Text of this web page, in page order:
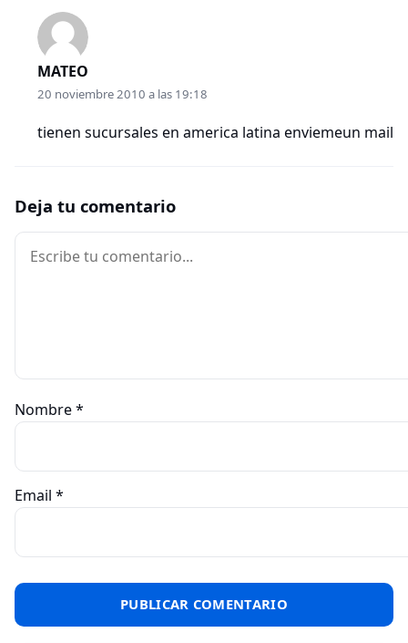
MATEO
20 noviembre 2010 a las 19:18
tienen sucursales en america latina enviemeun mail
Deja tu comentario
Comentario
Nombre*
Email *